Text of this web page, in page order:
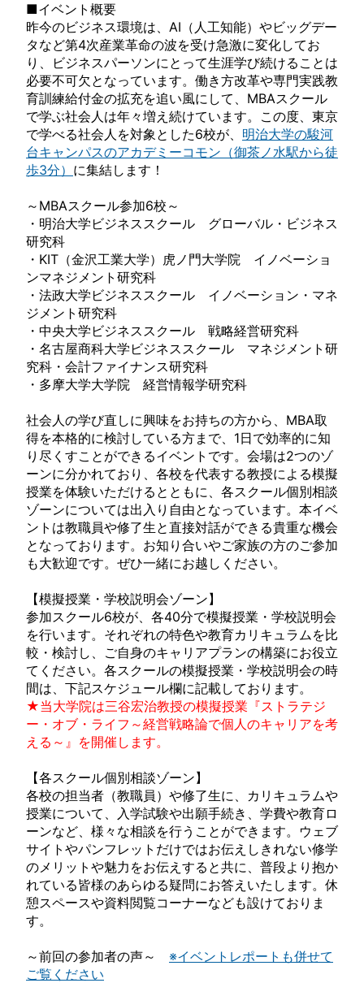
■イベント概要
昨今のビジネス環境は、AI（人工知能）やビッグデー
タなど第4次産業革命の波を受け急激に変化してお
り、ビジネスパーソンにとって生涯学び続けることは
必要不可欠となっています。働き方改革や専門実践教
育訓練給付金の拡充を追い風にして、MBAスクール
で学ぶ社会人は年々増え続けています。この度、東京
で学べる社会人を対象とした6校が、 明治大学の駿河
台キャンパスのアカデミーコモン（御茶ノ水駅から徒
歩3分） に集結します！
～MBAスクール参加6校～
・明治大学ビジネススクール グローバル・ビジネス
研究科
・KIT（金沢工業大学）虎ノ門大学院 イノベーショ
ンマネジメント研究科
・法政大学ビジネススクール イノベーション・マネ
ジメント研究科
・中央大学ビジネススクール 戦略経営研究科
・名古屋商科大学ビジネススクール マネジメント研
究科・会計ファイナンス研究科
・多摩大学大学院 経営情報学研究科
社会人の学び直しに興味をお持ちの方から、MBA取
得を本格的に検討している方まで、1日で効率的に知
り尽くすことができるイベントです。会場は2つのゾ
ーンに分かれており、各校を代表する教授による模擬
授業を体験いただけるとともに、各スクール個別相談
ゾーンについては出入り自由となっています。本イベ
ントは教職員や修了生と直接対話ができる貴重な機会
となっております。お知り合いやご家族の方のご参加
も大歓迎です。ぜひ一緒にお越しください。
【模擬授業・学校説明会ゾーン】
参加スクール6校が、各40分で模擬授業・学校説明会
を行います。それぞれの特色や教育カリキュラムを比
較・検討し、ご自身のキャリアプランの構築にお役立
てください。各スクールの模擬授業・学校説明会の時
間は、下記スケジュール欄に記載しております。
★当大学院は三谷宏治教授の模擬授業『ストラテジ
ー・オブ・ライフ～経営戦略論で個人のキャリアを考
える～』を開催します。
【各スクール個別相談ゾーン】
各校の担当者（教職員）や修了生に、カリキュラムや
授業について、入学試験や出願手続き、学費や教育ロ
ーンなど、様々な相談を行うことができます。ウェブ
サイトやパンフレットだけではお伝えしきれない修学
のメリットや魅力をお伝えすると共に、普段より抱か
れている皆様のあらゆる疑問にお答えいたします。休
憩スペースや資料閲覧コーナーなども設けておりま
す。
～前回の参加者の声～ ※イベントレポートも併せて
ご覧ください